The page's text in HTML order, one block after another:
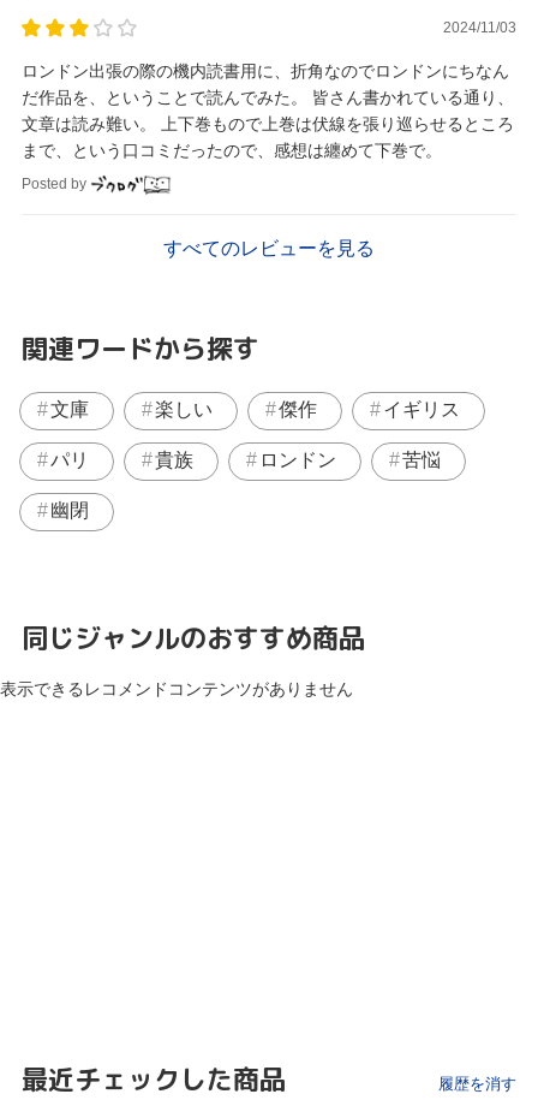
2024/11/03
ロンドン出張の際の機内読書用に、折角なのでロンドンにちなん
だ作品を、ということで読んでみた。 皆さん書かれている通り、
文章は読み難い。 上下巻もので上巻は伏線を張り巡らせるところ
まで、という口コミだったので、感想は纏めて下巻で。
Posted by
すべてのレビューを見る
関連ワードから探す
文庫 楽しい 傑作 イギリス
パリ 貴族 ロンドン 苦悩
幽閉
同じジャンルのおすすめ商品
表示できるレコメンドコンテンツがありません
最近チェックした商品 履歴を消す